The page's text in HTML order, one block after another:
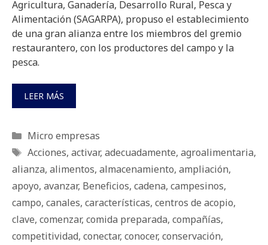
Agricultura, Ganadería, Desarrollo Rural, Pesca y
Alimentación (SAGARPA), propuso el establecimiento
de una gran alianza entre los miembros del gremio
restaurantero, con los productores del campo y la
pesca.
LEER MÁS
Categorías
Micro empresas
Etiquetas
Acciones, activar, adecuadamente, agroalimentaria,
alianza, alimentos, almacenamiento, ampliación,
apoyo, avanzar, Beneficios, cadena, campesinos,
campo, canales, características, centros de acopio,
clave, comenzar, comida preparada, compañías,
competitividad, conectar, conocer, conservación,